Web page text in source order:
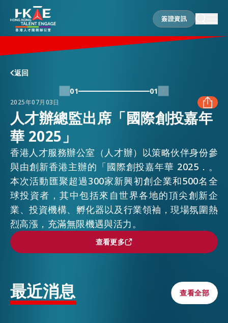
簽證資訊
簽證資訊
香港優勢
居港須知
人才支援
就業資訊
在港營商
活動情報
最新消息
返回
01
01
2025年07月03日
LINKEDIN
WHATSAPP
EMAIL
人才辦總監出席「國際創投嘉年
華 2025」
香港人才服務辦公室（人才辦）以策略伙伴身份參
與由創新香港主辦的「國際創投嘉年華 2025．。
本次活動匯聚超過300家新興初創企業和500名全
球投資者，其中包括來自世界各地的頂尖創新企
業、投資機構、孵化器以及行業領袖，現場氛圍熱
烈高漲，充滿無限機遇與活力。
查看更多
查看更多
最近消息 查看全部
查看全部